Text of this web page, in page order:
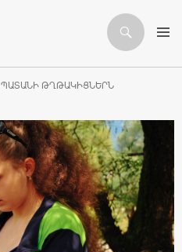
ՊԱՏԱՆԻ ԹՂԹԱԿԻՑՆԵՐՆ